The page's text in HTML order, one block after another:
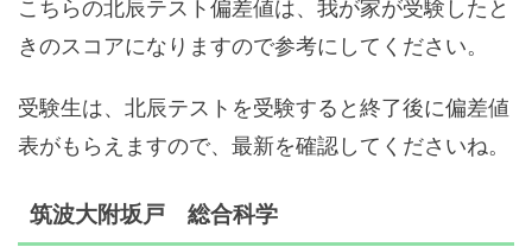
きのスコアになりますので参考にしてください。
受験生は、北辰テストを受験すると終了後に偏差値
表がもらえますので、最新を確認してくださいね。
筑波大附坂戸 総合科学